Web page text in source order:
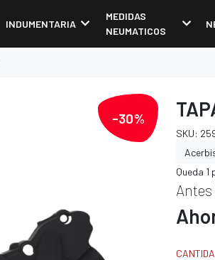
INDUMENTARIA
MEDIDAS
NEUMATICOS
-30%
SKU:
Queda 1
Antes